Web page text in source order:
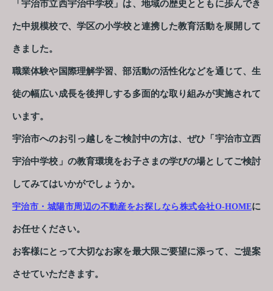
「宇治市立西宇治中学校」は、地域の歴史とともに歩んでき
た中規模校で、学区の小学校と連携した教育活動を展開して
きました。
職業体験や国際理解学習、部活動の活性化などを通じて、生
徒の幅広い成長を後押しする多面的な取り組みが実施されて
います。
宇治市へのお引っ越しをご検討中の方は、ぜひ「宇治市立西
宇治中学校」の教育環境をお子さまの学びの場としてご検討
してみてはいかがでしょうか。
宇治市・城陽市周辺の不動産をお探しなら株式会社O-HOMEに
お任せください。
お客様にとって大切なお家を最大限ご要望に添って、ご提案
させていただきます。